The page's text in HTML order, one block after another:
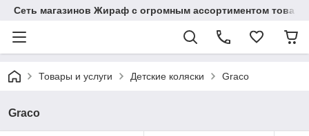
Сеть магазинов Жираф с огромным ассортиментом
Товары и услуги Детские коляски Graco
Graco